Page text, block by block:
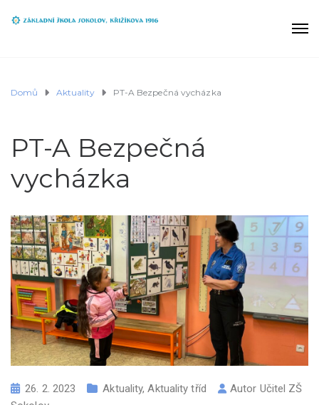
Domů Aktuality PT-A Bezpečná vycházka
PT-A Bezpečná
vycházka
26. 2. 2023 Aktuality,Aktuality tříd Autor Učitel ZŠ